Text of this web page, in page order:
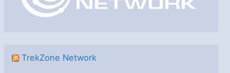
TrekZone Network